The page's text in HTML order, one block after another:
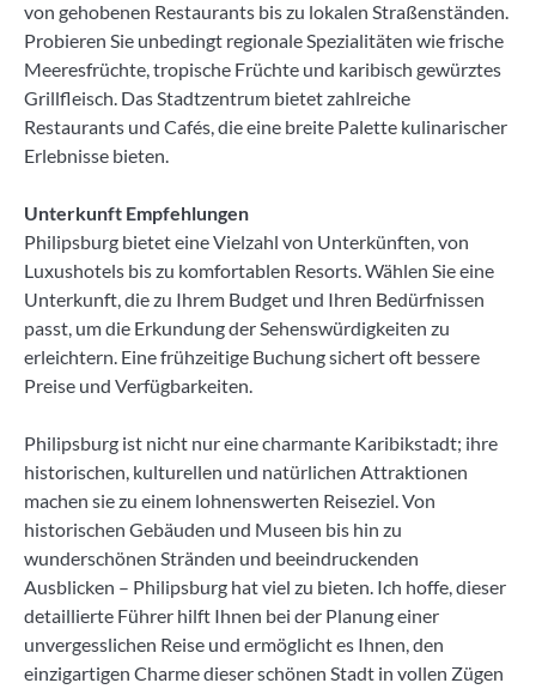
von gehobenen Restaurants bis zu lokalen Straßenständen.
Probieren Sie unbedingt regionale Spezialitäten wie frische
Meeresfrüchte, tropische Früchte und karibisch gewürztes
Grillfleisch. Das Stadtzentrum bietet zahlreiche
Restaurants und Cafés, die eine breite Palette kulinarischer
Erlebnisse bieten.
Unterkunft Empfehlungen
Philipsburg bietet eine Vielzahl von Unterkünften, von
Luxushotels bis zu komfortablen Resorts. Wählen Sie eine
Unterkunft, die zu Ihrem Budget und Ihren Bedürfnissen
passt, um die Erkundung der Sehenswürdigkeiten zu
erleichtern. Eine frühzeitige Buchung sichert oft bessere
Preise und Verfügbarkeiten.
Philipsburg ist nicht nur eine charmante Karibikstadt; ihre
historischen, kulturellen und natürlichen Attraktionen
machen sie zu einem lohnenswerten Reiseziel. Von
historischen Gebäuden und Museen bis hin zu
wunderschönen Stränden und beeindruckenden
Ausblicken – Philipsburg hat viel zu bieten. Ich hoffe, dieser
detaillierte Führer hilft Ihnen bei der Planung einer
unvergesslichen Reise und ermöglicht es Ihnen, den
einzigartigen Charme dieser schönen Stadt in vollen Zügen